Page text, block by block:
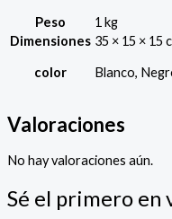
Peso
1 kg
Dimensiones 35 × 15 × 15
color Blanco,
Valoraciones
No hay valoraciones aún.
Sé el primero en